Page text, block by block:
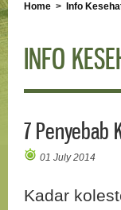
Home > Info
INFO
7 Penyebab
01 July 2014
Kadar